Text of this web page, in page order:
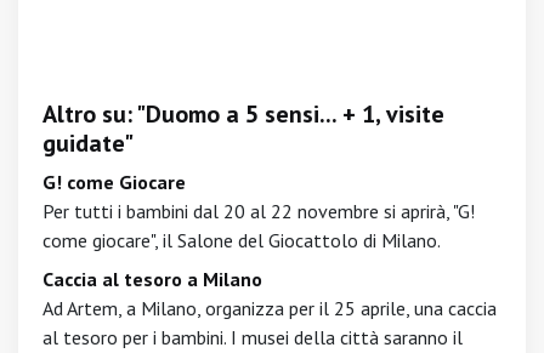
Altro su: "Duomo a 5 sensi... + 1, visite
guidate"
G! come Giocare
Per tutti i bambini dal 20 al 22 novembre si aprirà, "G!
come giocare", il Salone del Giocattolo di Milano.
Caccia al tesoro a Milano
Ad Artem, a Milano, organizza per il 25 aprile, una caccia
al tesoro per i bambini. I musei della città saranno il